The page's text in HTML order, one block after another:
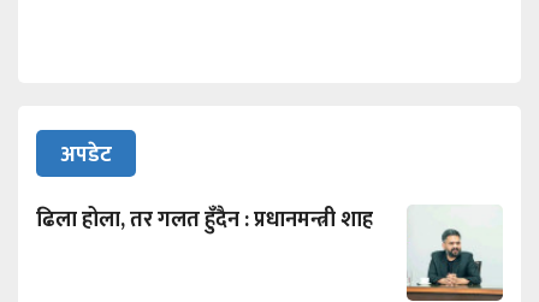
अपडेट
ढिला होला, तर गलत हुँदैन : प्रधानमन्त्री शाह